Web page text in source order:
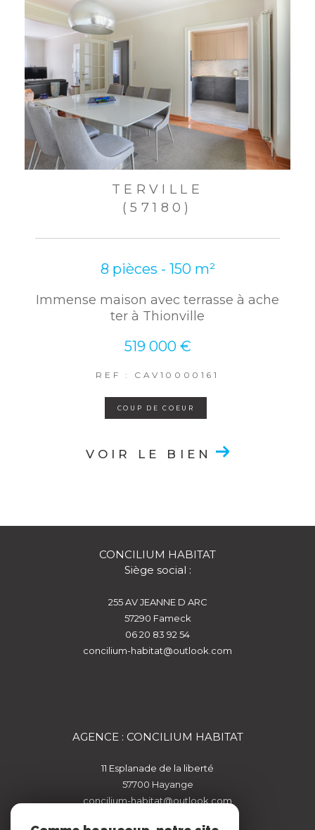
TERVILLE
(57180)
8 pièces - 150 m²
Immense maison avec terrasse à ache
ter à Thionville
519 000 €
REF : CAV10000161
COUP DE COEUR
VOIR LE BIEN
CONCILIUM HABITAT
Siège social :
255 AV JEANNE D ARC
57290
fameck
06 20 83 92 54
concilium-habitat@outlook.com
AGENCE : CONCILIUM HABITAT
11 Esplanade de la liberté
57700
hayange
concilium-habitat@outlook.com